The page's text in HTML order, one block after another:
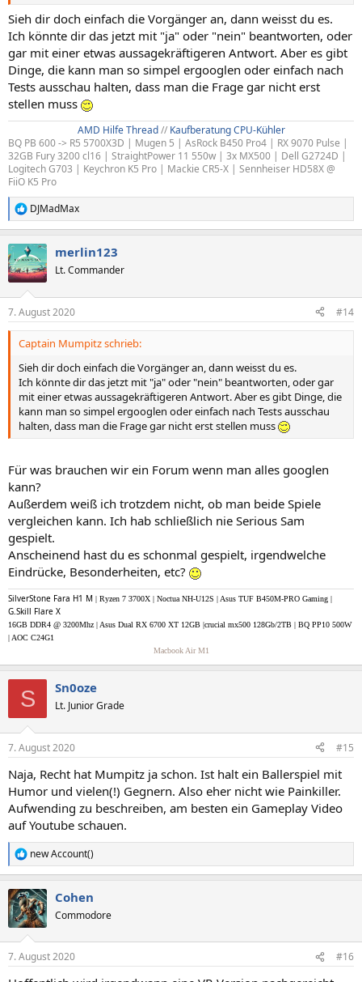
Sieh dir doch einfach die Vorgänger an, dann weisst du es.
Ich könnte dir das jetzt mit "ja" oder "nein" beantworten, oder
gar mit einer etwas aussagekräftigeren Antwort. Aber es gibt
Dinge, die kann man so simpel ergooglen oder einfach nach
Tests ausschau halten, dass man die Frage gar nicht erst
stellen muss
AMD Hilfe Thread// Kaufberatung CPU-Kühler
BQ PB 600 -> R5 5700X3D | Mugen 5 | AsRock B450 Pro4 | RX 9070 Pulse |
32GB Fury 3200 cl16 | StraightPower 11 550w | 3x MX500 | Dell G2724D |
Logitech G703 | Keychron K5 Pro | Mackie CR5-X | Sennheiser HD58X @
FiiO K5 Pro
R
e
k
t
i
e
n
DJMadMax
merlin123
Lt. Commander
7. August 2020 #14
Captain Mumpitz schrieb:
Sieh dir doch einfach die Vorgänger an, dann weisst du es.
Ich könnte dir das jetzt mit "ja" oder "nein" beantworten, oder gar
mit einer etwas aussagekräftigeren Antwort. Aber es gibt Dinge, die
kann man so simpel ergooglen oder einfach nach Tests ausschau
halten, dass man die Frage gar nicht erst stellen muss
Für was brauchen wir ein Forum wenn man alles googlen
kann?
Außerdem weiß ich trotzdem nicht, ob man beide Spiele
vergleichen kann. Ich hab schließlich nie Serious Sam
gespielt.
Anscheinend hast du es schonmal gespielt, irgendwelche
Eindrücke, Besonderheiten, etc?
SilverStone Fara H1 M | Ryzen 7 3700X | Noctua NH-U12S | Asus TUF B450M-PRO Gaming |
G.Skill Flare X
16GB DDR4 @ 3200Mhz | Asus Dual RX 6700 XT 12GB |crucial mx500 128Gb/2TB | BQ PP10 500W
| AOC C24G1
Macbook Air M1
S Sn0oze
Lt. Junior Grade
7. August 2020 #15
Naja, Recht hat Mumpitz ja schon. Ist halt ein Ballerspiel mit
Humor und vielen(!) Gegnern. Also eher nicht wie Painkiller.
Aufwending zu beschreiben, am besten ein Gameplay Video
auf Youtube schauen.
R
e
k
t
i
e
new Account()
Cohen
Commodore
7. August 2020 #16